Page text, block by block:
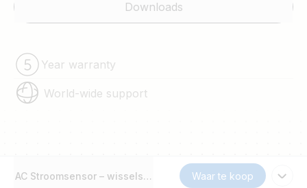
Downloads
Year warranty
World-wide support
AC Stroomsensor – wisselstroom – max. 40A
Waar te koop